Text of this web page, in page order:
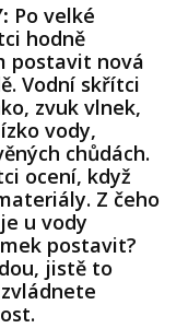
Po velké
hodně
postavit nová
Vodní skřítci
zvuk vlnek,
vody,
chůdách.
ocení, když
Z čeho
u vody
postavit?
jistě to